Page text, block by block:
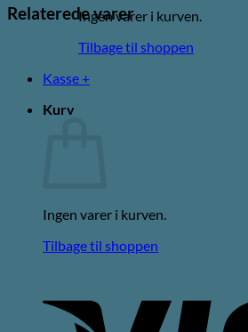
Ingen varer i kurven.
Tilbage til shoppen
Kasse +
Kurv
Ingen varer i kurven.
Tilbage til shoppen
Relaterede varer